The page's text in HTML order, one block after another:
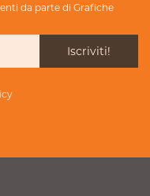
da parte di Grafiche
Iscriviti!